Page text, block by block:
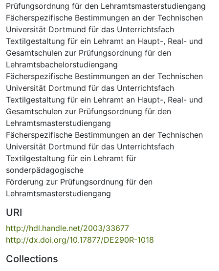
Prüfungsordnung für den Lehramtsmasterstudiengang
Fächerspezifische Bestimmungen an der Technischen
Universität Dortmund für das Unterrichtsfach
Textilgestaltung für ein Lehramt an Haupt-, Real- und
Gesamtschulen zur Prüfungsordnung für den
Lehramtsbachelorstudiengang
Fächerspezifische Bestimmungen an der Technischen
Universität Dortmund für das Unterrichtsfach
Textilgestaltung für ein Lehramt an Haupt-, Real- und
Gesamtschulen zur Prüfungsordnung für den
Lehramtsmasterstudiengang
Fächerspezifische Bestimmungen an der Technischen
Universität Dortmund für das Unterrichtsfach
Textilgestaltung für ein Lehramt für
sonderpädagogische
Förderung zur Prüfungsordnung für den
Lehramtsmasterstudiengang
URI
http://hdl.handle.net/2003/33677
http://dx.doi.org/10.17877/DE290R-1018
Collections